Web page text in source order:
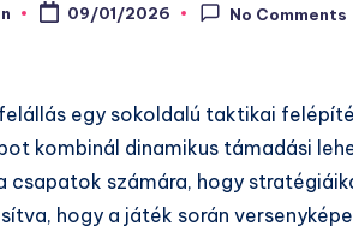
09/01/2026 No Comments
egy sokoldalú taktikai
kombinál dinamikus támadási
csapatok számára, hogy
hogy a játék során